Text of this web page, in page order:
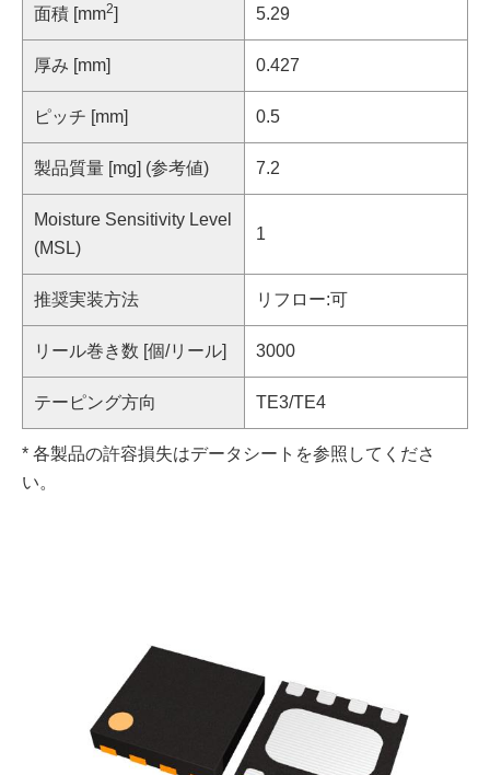
面積 [mm2] 5.29
厚み [mm] 0.427
ピッチ [mm] 0.5
製品質量 [mg] (参考値) 7.2
Moisture Sensitivity Level
(MSL)
1
推奨実装方法 リフロー:可
リール巻き数 [個/リール] 3000
テーピング方向 TE3/TE4
* 各製品の許容損失はデータシートを参照してくださ
い。